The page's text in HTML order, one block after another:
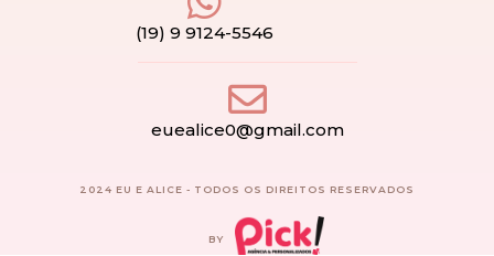
(19) 9 9124-5546
euealice0@gmail.com
2024 EU E ALICE - TODOS OS DIREITOS RESERVADOS
BY